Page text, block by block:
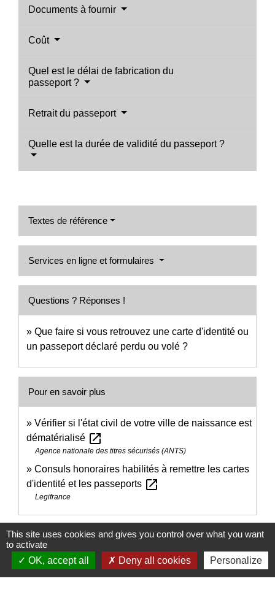
Documents à fournir
Coût
Quel est le délai de fabrication du
passeport ?
Retrait du passeport
Quelle est la durée de validité du passeport ?
Textes de référence
Services en ligne et formulaires
Questions ? Réponses !
Que faire si vous retrouvez une carte d'identité ou
un passeport déclaré perdu ou volé ?
Pour en savoir plus
Vérifier si l'état civil de votre ville de naissance est
dématérialisé open_in_new
Agence nationale des titres sécurisés (ANTS)
Consuls honoraires habilités à remettre les cartes
d'identité et les passeports open_in_new
Legifrance
Signaler une erreur sur cette page
This site uses cookies and gives you control over what you want
to activate
OK, accept all
Deny all cookies Personalize